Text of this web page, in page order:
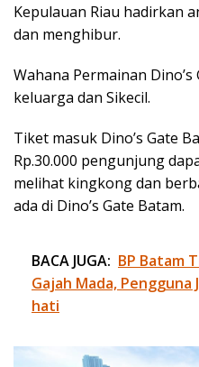
Kepulauan Riau hadirkan
dan menghibur.
Wahana Permainan
keluarga dan Sikecil.
Tiket masuk Dino’s Gate
Rp.30.000 pengunjung
melihat kingkong dan
ada di Dino’s Gate Batam.
BACA JUGA: BP Batam
Gajah Mada,
hati